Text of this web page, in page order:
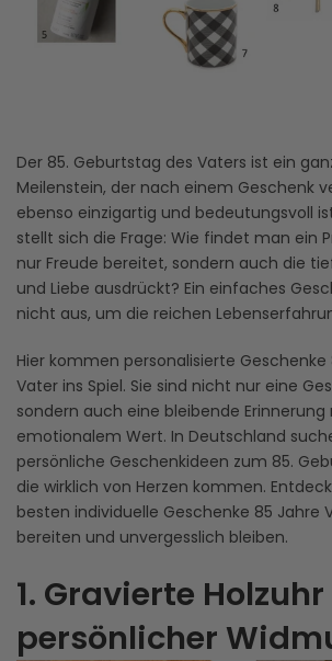
Der 85. Geburtstag des Vaters ist ein
Meilenstein, der nach einem Geschenk
ebenso einzigartig und bedeutungsvoll
stellt sich die Frage: Wie findet man ein
nur Freude bereitet, sondern auch die
und Liebe ausdrückt? Ein einfaches
nicht aus, um die reichen
Hier kommen personalisierte
Vater ins Spiel. Sie sind nicht nur eine
sondern auch eine bleibende
emotionalem Wert. In Deutschland
persönliche Geschenkideen zum 85.
die wirklich von Herzen kommen.
besten individuelle Geschenke 85 Jahre
bereiten und unvergesslich bleiben.
1. Gravierte
persönlicher